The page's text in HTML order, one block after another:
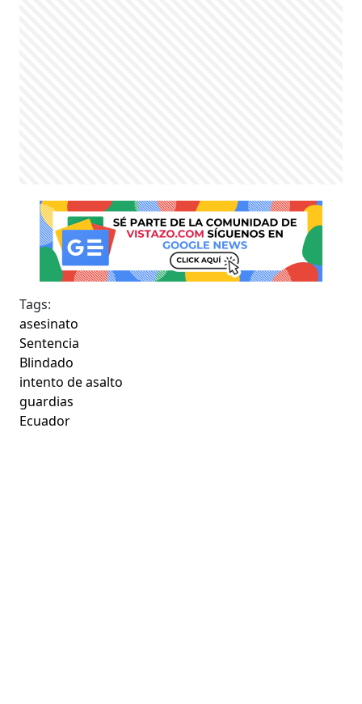
Tags:
asesinato
Sentencia
Blindado
intento de asalto
guardias
Ecuador